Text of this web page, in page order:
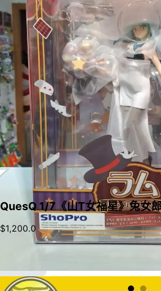
QuesQ 1/7《山T女福星》兔女
$1,200.0